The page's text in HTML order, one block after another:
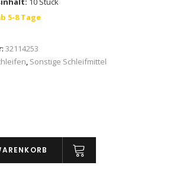
5-8 Tage
32114253
, Sonstige Schleifmittel